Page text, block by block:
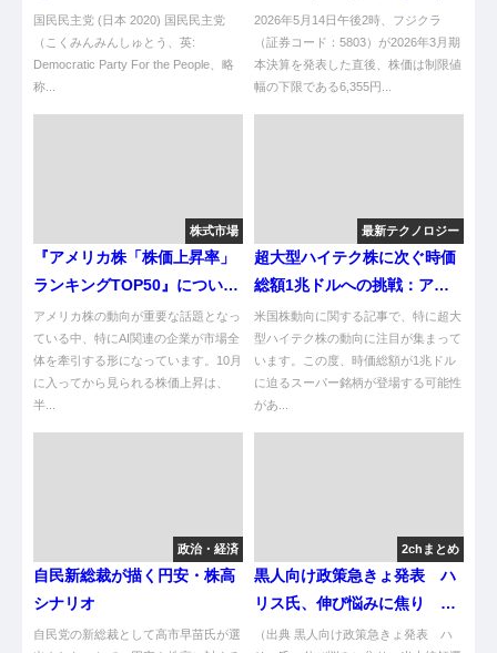
国民民主党 (日本 2020) 国民民主党
（こくみんみんしゅとう、英:
Democratic Party For the People、略
称...
た"期待値の重力"――AI相場
の成熟期入りを告げる決算シ
ョック
2026年5月14日午後2時、フジクラ
（証券コード：5803）が2026年3月期
本決算を発表した直後、株価は制限値
幅の下限である6,355円...
株式市場
『アメリカ株「株価上昇率」
ランキングTOP50』について
まとめてみた
アメリカ株の動向が重要な話題となっ
ている中、特にAI関連の企業が市場全
体を牽引する形になっています。10月
に入ってから見られる株価上昇は、
半...
最新テクノロジー
超大型ハイテク株に次ぐ時価
総額1兆ドルへの挑戦：アメ
リカ株の最新動向
米国株動向に関する記事で、特に超大
型ハイテク株の動向に注目が集まって
います。この度、時価総額が1兆ドル
に迫るスーパー銘柄が登場する可能性
があ...
政治・経済
自民新総裁が描く円安・株高
シナリオ
自民党の新総裁として高市早苗氏が選
2chまとめ
黒人向け政策急きょ発表 ハ
リス氏、伸び悩みに焦り 米
大統領選 [首都圏の虎★]
（出典 黒人向け政策急きょ発表 ハ